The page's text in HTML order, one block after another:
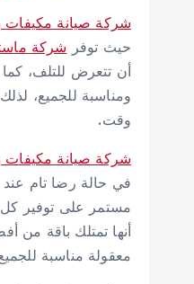
شركة صيانة مكيفات
حيث توفر شركة
أن تتعرض للتلف،
ومناسبة للجميع،
وقت.
شركة صيانة مكيفات
في حالة رضا تام عند
مستمر على توفير كل
أنها تمتلك باقة من
معقولة مناسبة